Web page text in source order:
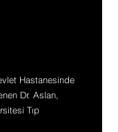
Hastanesinde
Dr. Aslan,
Tıp